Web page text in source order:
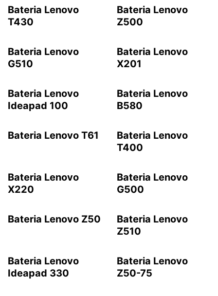
Bateria Lenovo
T430
Bateria Lenovo
Z500
Bateria Lenovo
G510
Bateria Lenovo
X201
Bateria Lenovo
Ideapad 100
Bateria Lenovo
B580
Bateria Lenovo T61
Bateria Lenovo
T400
Bateria Lenovo
X220
Bateria Lenovo
G500
Bateria Lenovo Z50
Bateria Lenovo
Z510
Bateria Lenovo
Ideapad 330
Bateria Lenovo
Z50-75